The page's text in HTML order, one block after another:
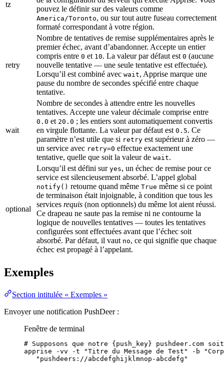
tz
pouvez le définir sur des valeurs comme
America/Toronto, ou sur tout autre fuseau correctement
formaté correspondant à votre région.
retry
Nombre de tentatives de remise supplémentaires après le
premier échec, avant d’abandonner. Accepte un entier
compris entre 0 et 10. La valeur par défaut est 0 (aucune
nouvelle tentative — une seule tentative est effectuée).
Lorsqu’il est combiné avec wait, Apprise marque une
pause du nombre de secondes spécifié entre chaque
tentative.
wait
Nombre de secondes à attendre entre les nouvelles
tentatives. Accepte une valeur décimale comprise entre
0.0 et 20.0 ; les entiers sont automatiquement convertis
en virgule flottante. La valeur par défaut est 0.5. Ce
paramètre n’est utile que si retry est supérieur à zéro —
un service avec retry=0 effectue exactement une
tentative, quelle que soit la valeur de wait.
optional
Lorsqu’il est défini sur yes, un échec de remise pour ce
service est silencieusement absorbé. L’appel global
notify() retourne quand même True même si ce point
de terminaison était injoignable, à condition que tous les
services requis (non optionnels) du même lot aient réussi.
Ce drapeau ne saute pas la remise ni ne contourne la
logique de nouvelles tentatives — toutes les tentatives
configurées sont effectuées avant que l’échec soit
absorbé. Par défaut, il vaut no, ce qui signifie que chaque
échec est propagé à l’appelant.
Exemples
Section intitulée « Exemples »
Envoyer une notification PushDeer :
Fenêtre de terminal
# Supposons que notre {push_key} pushdeer.com
apprise
-vv -t "Titre du Message de Test " -b "
" pushdeers://abcdefghijklmnop-abcdefg "